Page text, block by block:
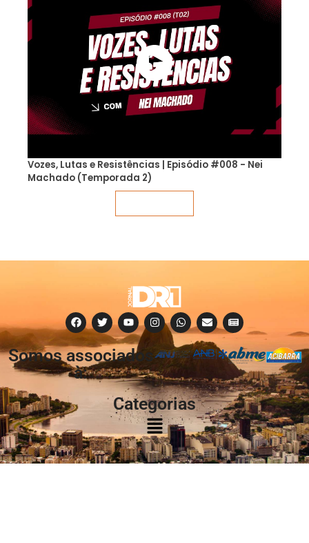
Vozes, Lutas e Resistências | Episódio #008 - Nei
Machado (Temporada 2)
Somos associados
à:
Categorias